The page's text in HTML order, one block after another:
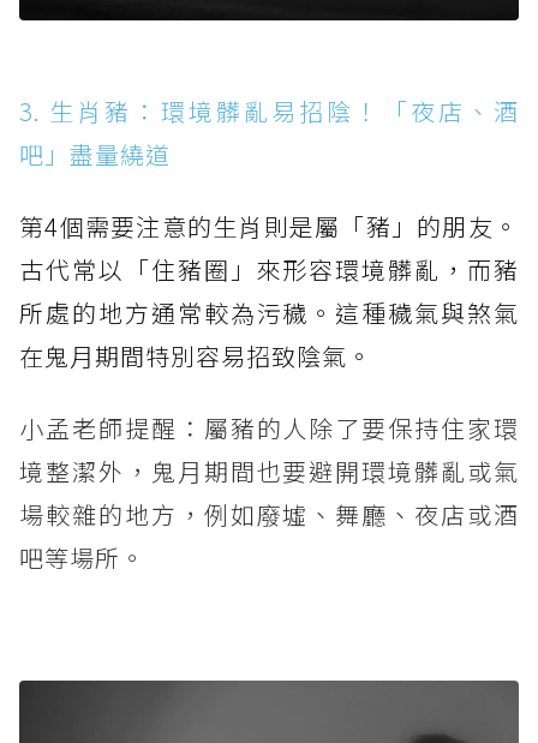
3. 生肖豬：環境髒亂易招陰！「夜店、酒
吧」盡量繞道
第4個需要注意的生肖則是屬「豬」的朋友。
古代常以「住豬圈」來形容環境髒亂，而豬
所處的地方通常較為污穢。這種穢氣與煞氣
在鬼月期間特別容易招致陰氣。
小孟老師提醒：屬豬的人除了要保持住家環
境整潔外，鬼月期間也要避開環境髒亂或氣
場較雜的地方，例如廢墟、舞廳、夜店或酒
吧等場所。